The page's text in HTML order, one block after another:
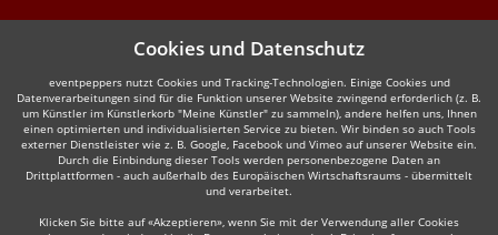
Cookies und Datenschutz
eventpeppers nutzt Cookies und Tracking-Technologien. Einige Cookies und
Datenverarbeitungen sind für die Funktion unserer Website zwingend erforderlich (z. B.
um Künstler im Künstlerkorb "Meine Künstler" zu sammeln), andere helfen uns, Ihnen
einen optimierten und individualisierten Service zu bieten. Wir binden so auch Tools
externer Dienstleister wie z. B. Google, Facebook und Vimeo auf unserer Website ein.
Durch die Einbindung dieser Tools werden personenbezogene Daten an
Drittplattformen - auch außerhalb des Europäischen Wirtschaftsraums - übermittelt
und verarbeitet.
Klicken Sie bitte auf «Akzeptieren», wenn Sie mit der Verwendung aller Cookies